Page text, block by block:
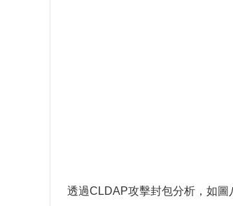
透過CLDAP攻擊封包分析，如圖